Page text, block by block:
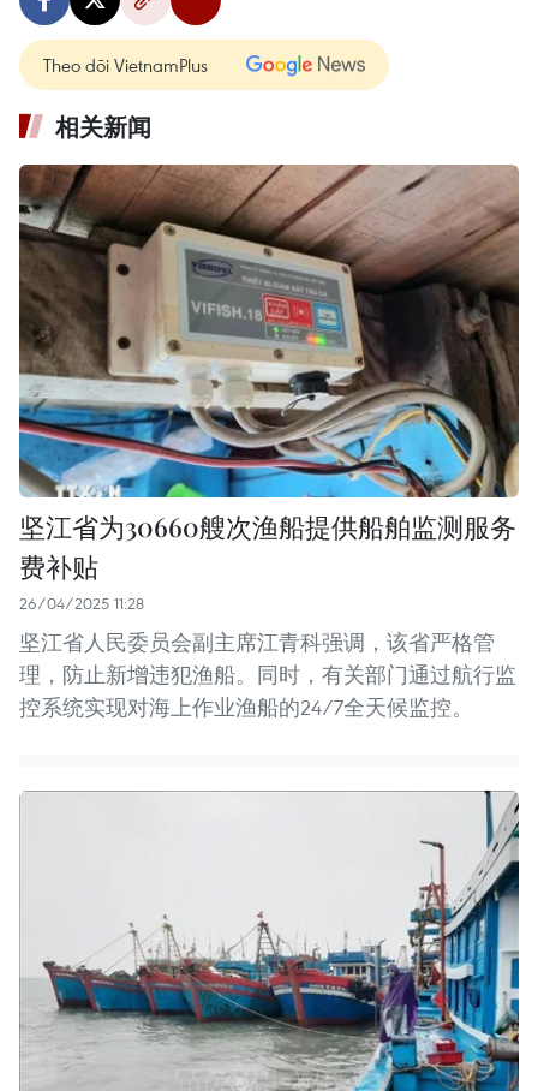
Theo dõi VietnamPlus
相关新闻
坚江省为30660艘次渔船提供船舶监测服务
费补贴
26/04/2025 11:28
坚江省人民委员会副主席江青科强调，该省严格管
理，防止新增违犯渔船。同时，有关部门通过航行监
控系统实现对海上作业渔船的24/7全天候监控。